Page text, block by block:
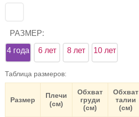
РАЗМЕР:
4 года 6 лет 8 лет 10 лет
Таблица размеров:
Размер
Плечи
(см)
Обхват
груди
(см)
Обхват
талии
(см)